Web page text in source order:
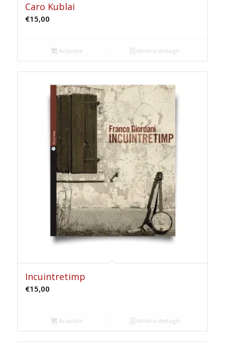
Caro Kublai
€15,00
Acquista Mostra dettagli
Incuintretimp
€15,00
Acquista Mostra dettagli